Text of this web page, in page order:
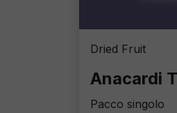
Dried Fruit
Anacardi
Pacco singolo